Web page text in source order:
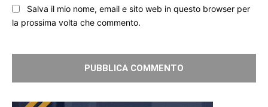
Salva il mio nome, email e sito web in questo browser per
la prossima volta che commento.